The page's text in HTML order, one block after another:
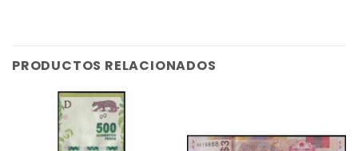
PRODUCTOS RELACIONADOS